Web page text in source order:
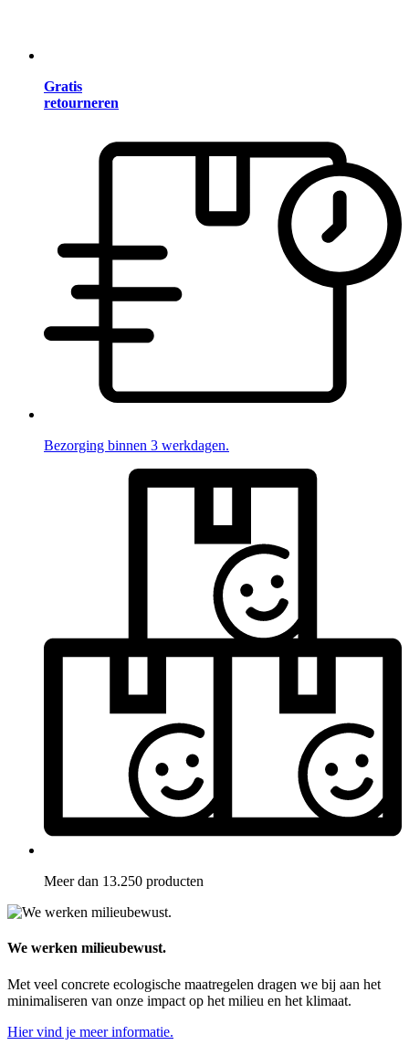
Gratis
retourneren
Bezorging binnen 3 werkdagen.
Meer dan 13.250 producten
We werken milieubewust.
Met veel concrete ecologische maatregelen dragen we bij aan het
minimaliseren van onze impact op het milieu en het klimaat.
Hier vind je meer informatie.